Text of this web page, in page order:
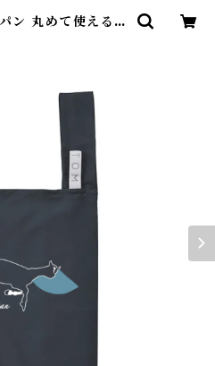
ン 丸めて使えるエ